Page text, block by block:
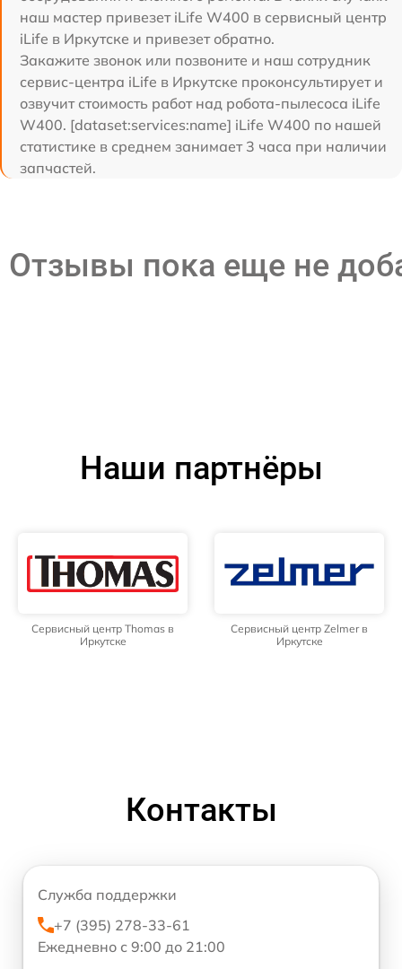
наш мастер привезет iLife W400 в сервисный центр
iLife в Иркутске и привезет обратно.
Закажите звонок или позвоните и наш сотрудник
сервис-центра iLife в Иркутске проконсультирует и
озвучит стоимость работ над робота-пылесоса iLife
W400. [dataset:services:name] iLife W400 по нашей
статистике в среднем занимает 3 часа при наличии
запчастей.
Отзывы пока еще не
Наши партнёры
Сервисный центр Thomas в
Иркутске
Сервисный центр Zelmer в
Иркутске
Контакты
Служба поддержки
+7 (395) 278-33-61
Ежедневно с 9:00 до 21:00